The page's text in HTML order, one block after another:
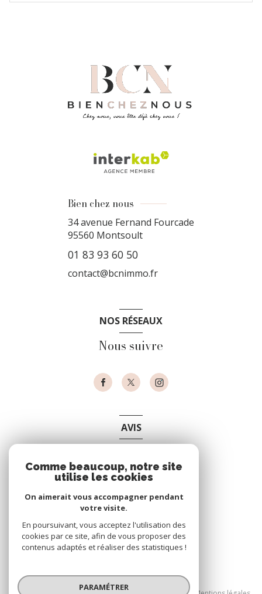
Bien chez nous
34 avenue Fernand Fourcade
95560 Montsoult
01 83 93 60 50
contact@bcnimmo.fr
NOS RÉSEAUX
Nous suivre
AVIS
© 2026 | Tous droits réservés
Comme beaucoup, notre site
utilise les cookies
On aimerait vous accompagner pendant
votre visite.
En poursuivant, vous acceptez l'utilisation des
cookies par ce site, afin de vous proposer des
contenus adaptés et réaliser des statistiques !
PARAMÉTRER